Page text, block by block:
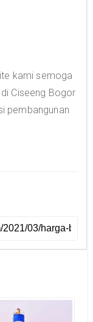
kami semoga
Ciseeng Bogor
pembangunan